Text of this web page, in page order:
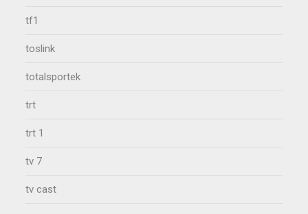
tf1
toslink
totalsportek
trt
trt 1
tv 7
tv cast